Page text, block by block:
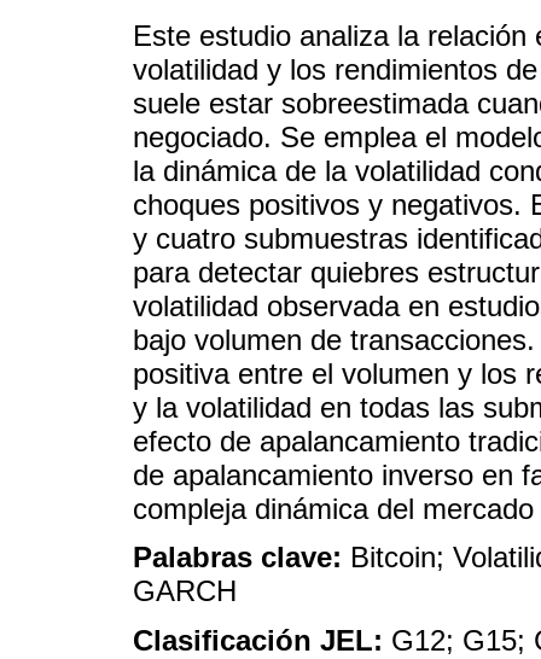
Este estudio analiza la
volatilidad y los rendimientos
suele estar sobreestimada
negociado. Se emplea el
la dinámica de la volatilidad
choques positivos y negativos.
y cuatro submuestras
para detectar quiebres
volatilidad observada en
bajo volumen de
positiva entre el volumen y los
y la volatilidad en todas las
efecto de apalancamiento
de apalancamiento inverso en
compleja dinámica del
Palabras clave: Bitcoin;
GARCH
Clasificación JEL: G12; G15;